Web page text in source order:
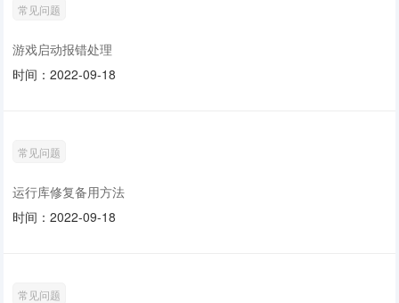
常见问题
游戏启动报错处理
时间：2022-09-18
常见问题
运行库修复备用方法
时间：2022-09-18
常见问题